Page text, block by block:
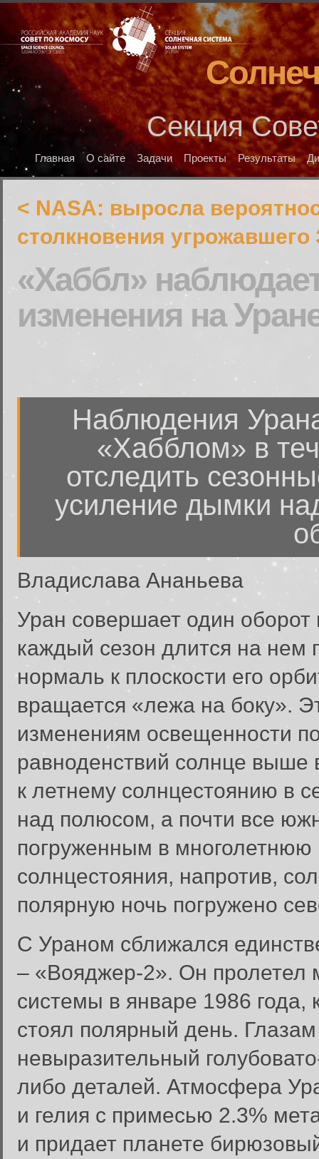
Секция
Главная О сайте Задачи Проекты Результаты
< NASA: выросла
столкновения
«Хаббл»
изменения на
Наблюдения
«Хабблом» в
отследить
усиление дымки
Владислава Ананьева
Уран совершает один оборот
каждый сезон длится на нем
нормаль к плоскости его
вращается «лежа на боку».
изменениям освещенности
равноденствий солнце выше
к летнему солнцестоянию в
над полюсом, а почти все
погруженным в
солнцестояния, напротив,
полярную ночь погружено
С Ураном сближался
– «Вояджер-2». Он
системы в январе 1986
стоял полярный день.
невыразительный
либо деталей. Атмосфера
и гелия с примесью 2.3%
и придает планете